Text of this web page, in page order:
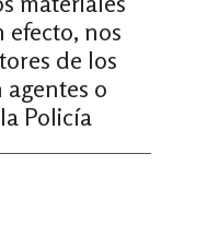
efecto, nos
de los
o
Policía